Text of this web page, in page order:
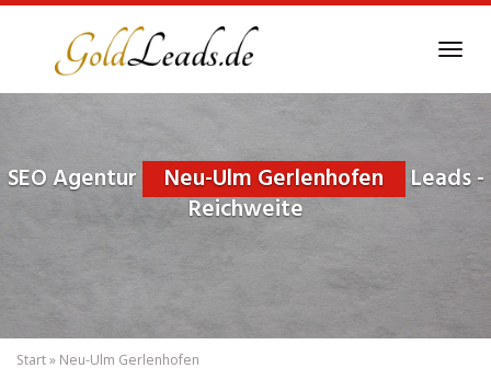
SEO Agentur Neu-Ulm Gerlenhofen
Leads -
Reichweite
Start» Neu-Ulm Gerlenhofen